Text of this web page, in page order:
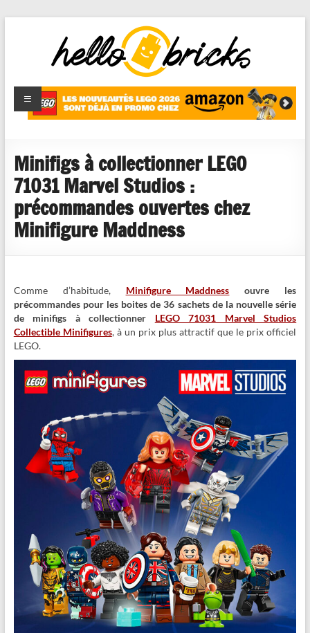
HelloBricks
Blog LEGO,
nouveaut�s
reviews
Minifigs à collectionner LEGO
71031 Marvel Studios :
précommandes ouvertes chez
Minifigure Maddness
Comme d’habitude, Minifigure Maddness ouvre les
précommandes pour les boites de 36 sachets de la nouvelle série
de minifigs à collectionner LEGO 71031 Marvel Studios
Collectible Minifigures, à un prix plus attractif que le prix officiel
LEGO.